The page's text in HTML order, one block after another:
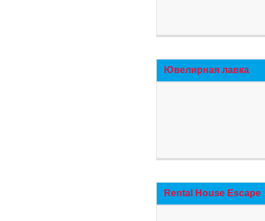
Ювелирная лавка
Rental House Escape